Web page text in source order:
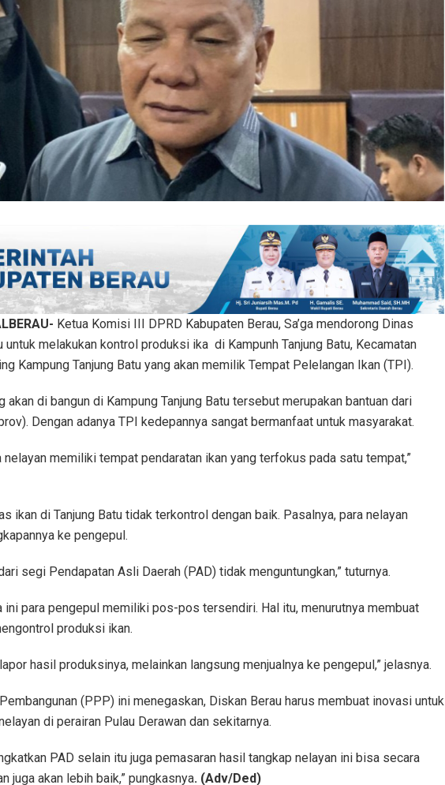
Ketua Komisi III DPRD Kabupaten Berau, Sa’ga mendorong Dinas
untuk melakukan kontrol produksi ika di Kampunh Tanjung Batu, Kecamatan
Kampung Tanjung Batu yang akan memilik Tempat Pelelangan Ikan (TPI).
akan di bangun di Kampung Tanjung Batu tersebut merupakan bantuan dari
Dengan adanya TPI kedepannya sangat bermanfaat untuk masyarakat.
nelayan memiliki tempat pendaratan ikan yang terfokus pada satu tempat,”
ikan di Tanjung Batu tidak terkontrol dengan baik. Pasalnya, para nelayan
ke pengepul.
segi Pendapatan Asli Daerah (PAD) tidak menguntungkan,” tuturnya.
ini para pengepul memiliki pos-pos tersendiri. Hal itu, menurutnya membuat
produksi ikan.
hasil produksinya, melainkan langsung menjualnya ke pengepul,” jelasnya.
(PPP) ini menegaskan, Diskan Berau harus membuat inovasi untuk
di perairan Pulau Derawan dan sekitarnya.
PAD selain itu juga pemasaran hasil tangkap nelayan ini bisa secara
juga akan lebih baik,” pungkasnya. (Adv/Ded)